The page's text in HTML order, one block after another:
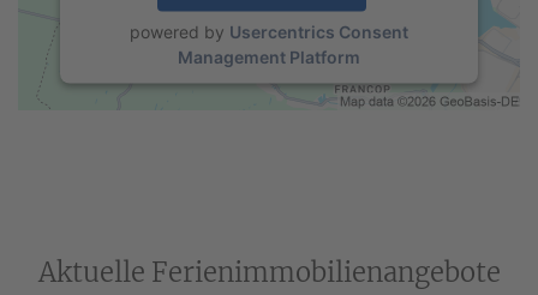
powered by Usercentrics Consent
Management Platform
Aktuelle Ferienimmobilienangebote